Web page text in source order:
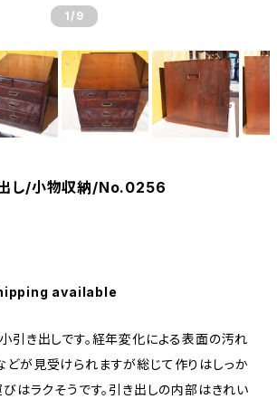
1 /9
し/小物収納/No.0256
available
引き出しです。経年変化による表面の汚れ
どが見受けられますが総じて作りはしっか
びはラクそうです。引き出しの内部はきれい